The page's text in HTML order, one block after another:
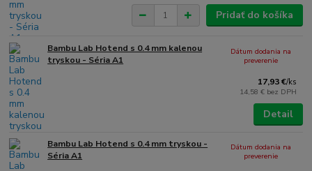
Pridať do košíka
Bambu Lab Hotend s 0.4 mm kalenou
tryskou - Séria A1
17,93 €/ks
14,58 € bez DPH
Dátum dodania na
preverenie
Detail
Bambu Lab Hotend s 0.4 mm tryskou -
Séria A1
Dátum dodania na
preverenie